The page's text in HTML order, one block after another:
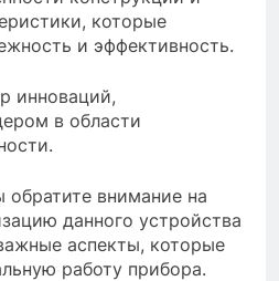
которые
и эффективность.
инноваций,
в области
внимание на
данного устройства
аспекты, которые
работу прибора.